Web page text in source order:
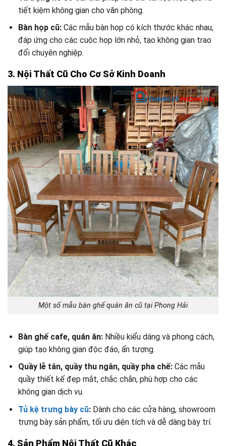
tiết kiệm không gian cho văn phòng.
Bàn họp cũ:Các mẫu bàn họp có kích thước khác nhau,
đáp ứng cho các cuộc họp lớn nhỏ, tạo không gian trao
đổi chuyên nghiệp.
3. Nội Thất Cũ Cho Cơ Sở Kinh Doanh
Một số mẫu bàn ghế quán ăn cũ tại Phong Hải
Bàn ghế cafe, quán ăn:Nhiều kiểu dáng và phong cách,
giúp tạo không gian độc đáo, ấn tượng.
Quầy lễ tân, quầy thu ngân, quầy pha chế:Các mẫu
quầy thiết kế đẹp mắt, chắc chắn, phù hợp cho các
không gian dịch vụ.
Tủ kệ trưng bày cũ:Dành cho các cửa hàng, showroom
trưng bày sản phẩm, tối ưu diện tích và dễ dàng bày trí.
4. Sản Phẩm Nội Thất Cũ Khác